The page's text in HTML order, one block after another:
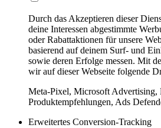
Durch das Akzeptieren dieser
deine Interessen abgestimmte
oder Rabattaktionen für unsere
basierend auf deinem Surf- und
sowie deren Erfolge messen. Mit
wir auf dieser Webseite folgende
Meta-Pixel, Microsoft Advertising,
Produktempfehlungen, Ads
Erweitertes Conversion-Tracking